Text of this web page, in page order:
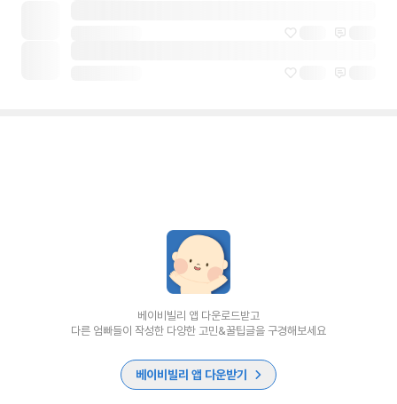
베이비빌리 앱 다운로드받고
다른 엄빠들이 작성한 다양한 고민&꿀팁글을 구경해보세요
베이비빌리 앱 다운받기